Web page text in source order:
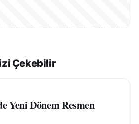
Çekebilir
Yeni Dönem Resmen